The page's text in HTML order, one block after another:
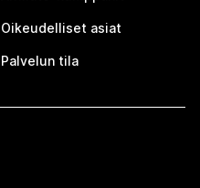
Oikeudelliset asiat
Palvelun tila